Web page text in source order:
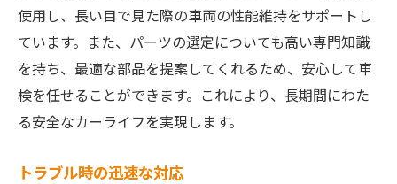
使用し、長い目で見た際の車両の性能維持をサポートし
ています。また、パーツの選定についても高い専門知識
を持ち、最適な部品を提案してくれるため、安心して車
検を任せることができます。これにより、長期間にわた
る安全なカーライフを実現します。
トラブル時の迅速な対応